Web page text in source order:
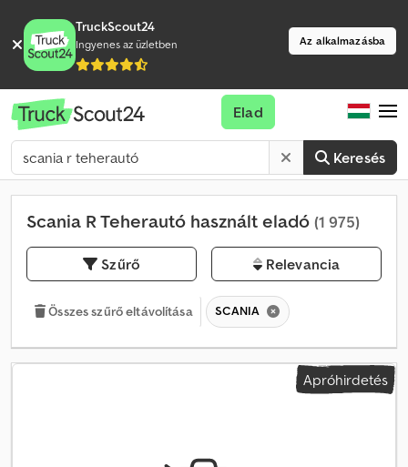
TruckScout24
Ingyenes az üzletben Az alkalmazásba
Keresés
Elad
Scania R Teherautó használt eladó (1 975)
Szűrő Relevancia
Összes szűrő eltávolítása SCANIA
Apróhirdetés